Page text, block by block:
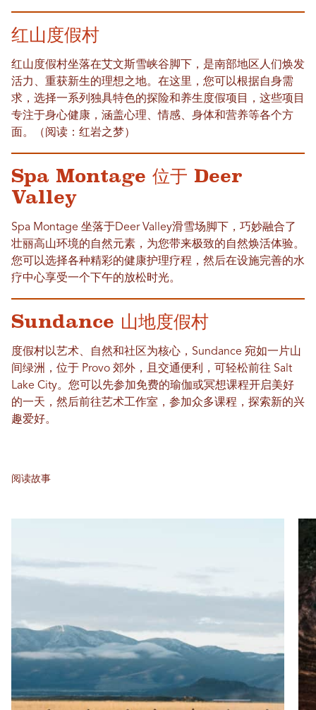
红山度假村
红山度假村坐落在艾文斯雪峡谷脚下，是南部地区人们焕发
活力、重获新生的理想之地。在这里，您可以根据自身需
求，选择一系列独具特色的探险和养生度假项目，这些项目
专注于身心健康，涵盖心理、情感、身体和营养等各个方
面。（阅读：红岩之梦）
Spa Montage 位于 Deer
Valley
Spa Montage 坐落于Deer Valley滑雪场脚下，巧妙融合了
壮丽高山环境的自然元素，为您带来极致的自然焕活体验。
您可以选择各种精彩的健康护理疗程，然后在设施完善的水
疗中心享受一个下午的放松时光。
Sundance 山地度假村
度假村以艺术、自然和社区为核心，Sundance 宛如一片山
间绿洲，位于 Provo 郊外，且交通便利，可轻松前往 Salt
Lake City。您可以先参加免费的瑜伽或冥想课程开启美好
的一天，然后前往艺术工作室，参加众多课程，探索新的兴
趣爱好。
阅读故事